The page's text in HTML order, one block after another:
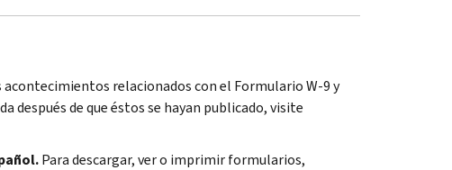
relacionados con el Formulario W-9 y
de que éstos se hayan publicado, visite
Para descargar, ver o imprimir formularios,